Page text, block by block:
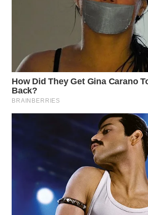
KUNINGAN
WN
MAJALENGKA
WN
WN
PURWAKARTA